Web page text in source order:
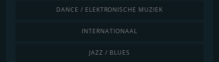
DANCE / ELEKTRONISCHE MUZIEK
INTERNATIONAAL
JAZZ / BLUES